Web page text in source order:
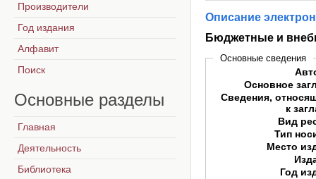
Описание
Бюджетные и
Основные сведения
Основное
Сведения,
к
Вид
Тип
Место
Год
Производители
Год издания
Алфавит
Поиск
Основные разделы
Главная
Деятельность
Библиотека